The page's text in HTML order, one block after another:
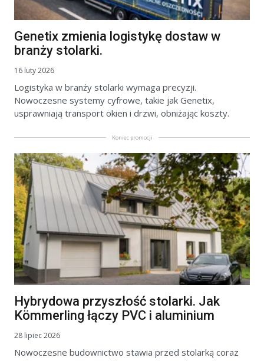
Genetix zmienia logistykę dostaw w
branży stolarki.
16 luty 2026
Logistyka w branży stolarki wymaga precyzji.
Nowoczesne systemy cyfrowe, takie jak Genetix,
usprawniają transport okien i drzwi, obniżając koszty.
Koniec promocji
Hybrydowa przyszłość stolarki. Jak
Kömmerling łączy PVC i aluminium
28 lipiec 2026
Nowoczesne budownictwo stawia przed stolarką coraz